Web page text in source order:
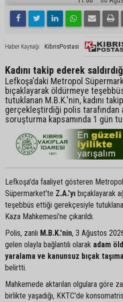
Haber Kaynağı KibrisPostasi
Kadını takip ederek
Lefkoşa'daki Metropol
bıçaklayarak öldürmeye
tutuklanan M.B.K.'nin, kadını
gerçekleştirdiği polis tarafından
soruşturma kapsamında 1 gün
Lefkoşa'da faaliyet gösteren Metropol
Süpermarket'te Z.A.'yı bıçaklayarak
teşebbüs ettiği gerekçesiyle
Kaza Mahkemesi'ne çıkarıldı.
Polis, zanlı M.B.K.'nin, 3 Ağustos
gelen olayla bağlantılı olarak adam
yaralama ve kanunsuz bıçak
belirtti.
Mahkemede aktarılan olgulara göre
birlikte yaşadığı, KKTC'de